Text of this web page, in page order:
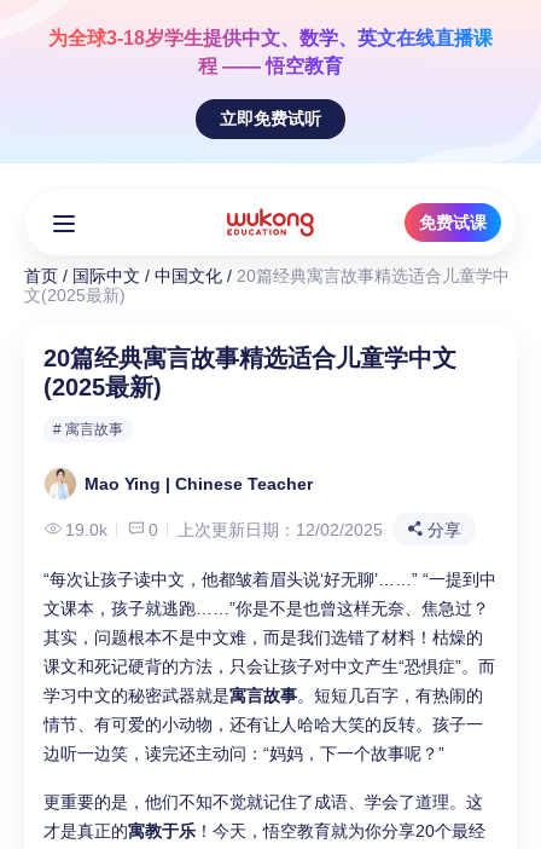
为全球3-18岁学生提供中文、数学、英文在线直播课
程 —— 悟空教育
立即免费试听
免费试课
首页 / 国际中文 / 中国文化 / 20篇经典寓言故事精选适合儿童学中
文(2025最新)
20篇经典寓言故事精选适合儿童学中文
(2025最新)
# 寓言故事
Mao Ying | Chinese Teacher
19.0k 0 上次更新日期：12/02/2025 分享
“每次让孩子读中文，他都皱着眉头说‘好无聊’……” “一提到中
文课本，孩子就逃跑……”你是不是也曾这样无奈、焦急过？
其实，问题根本不是中文难，而是我们选错了材料！枯燥的
课文和死记硬背的方法，只会让孩子对中文产生“恐惧症”。而
学习中文的秘密武器就是寓言故事。短短几百字，有热闹的
情节、有可爱的小动物，还有让人哈哈大笑的反转。孩子一
边听一边笑，读完还主动问：“妈妈，下一个故事呢？”
更重要的是，他们不知不觉就记住了成语、学会了道理。这
才是真正的寓教于乐 ！今天，悟空教育就为你分享20个最经